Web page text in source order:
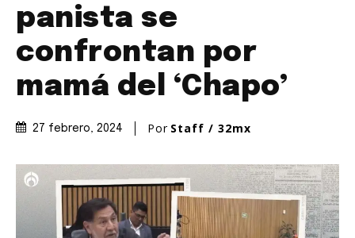
panista se
confrontan por
mamá del ‘Chapo’
27 febrero, 2024 Por Staff / 32mx